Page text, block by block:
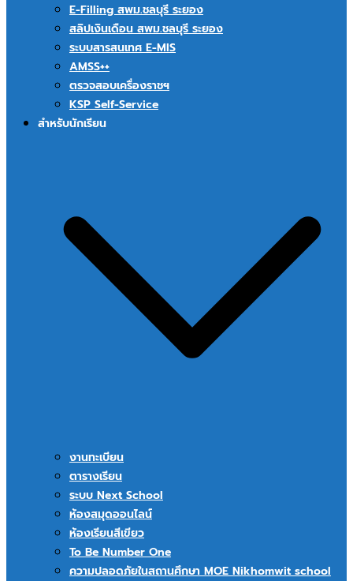
E-Filling สพม.ชลบุรี ระยอง
สลิปเงินเดือน สพม.ชลบุรี ระยอง
ระบบสารสนเทศ E-MIS
AMSS++
ตรวจสอบเครื่องราชฯ
KSP Self-Service
สำหรับนักเรียน
งานทะเบียน
ตารางเรียน
ระบบ Next School
ห้องสมุดออนไลน์
ห้องเรียนสีเขียว
To Be Number One
ความปลอดภัยในสถานศึกษา MOE Nikhomwit school